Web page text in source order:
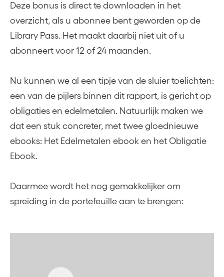
Deze bonus is direct te downloaden in het
overzicht, als u abonnee bent geworden op de
Library Pass. Het maakt daarbij niet uit of u
abonneert voor 12 of 24 maanden.
Nu kunnen we al een tipje van de sluier toelichten:
een van de pijlers binnen dit rapport, is gericht op
obligaties en edelmetalen. Natuurlijk maken we
dat een stuk concreter, met twee gloednieuwe
ebooks: Het Edelmetalen ebook en het Obligatie
Ebook.
Daarmee wordt het nog gemakkelijker om
spreiding in de portefeuille aan te brengen: